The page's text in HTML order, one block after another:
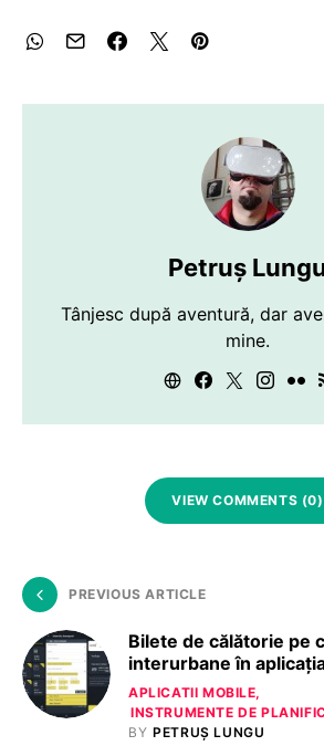
Petruș
Tânjesc după aventură, dar
mine.
VIEW COMMENTS (0)
PREVIOUS ARTICLE
Bilete de călătorie pe
interurbane în
APLICATII MOBILE
INSTRUMENTE DE
BY PETRUȘ LUNGU